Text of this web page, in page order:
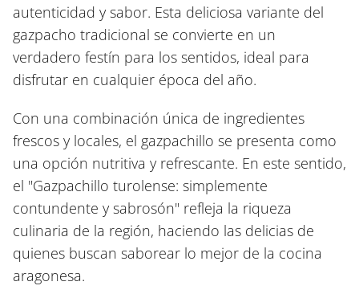
autenticidad y sabor. Esta deliciosa variante del
gazpacho tradicional se convierte en un
verdadero festín para los sentidos, ideal para
disfrutar en cualquier época del año.
Con una combinación única de ingredientes
frescos y locales, el gazpachillo se presenta como
una opción nutritiva y refrescante. En este sentido,
el "Gazpachillo turolense: simplemente
contundente y sabrosón" refleja la riqueza
culinaria de la región, haciendo las delicias de
quienes buscan saborear lo mejor de la cocina
aragonesa.